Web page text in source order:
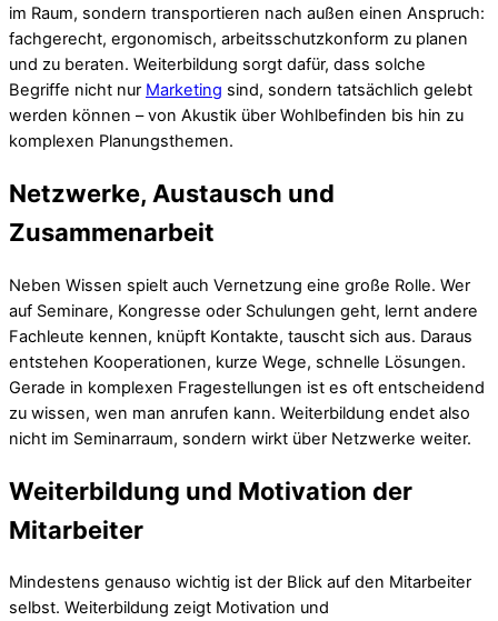
im Raum, sondern transportieren nach außen einen Anspruch:
fachgerecht, ergonomisch, arbeitsschutzkonform zu planen
und zu beraten. Weiterbildung sorgt dafür, dass solche
Begriffe nicht nur Marketing sind, sondern tatsächlich gelebt
werden können – von Akustik über Wohlbefinden bis hin zu
komplexen Planungsthemen.
Netzwerke, Austausch und
Zusammenarbeit
Neben Wissen spielt auch Vernetzung eine große Rolle. Wer
auf Seminare, Kongresse oder Schulungen geht, lernt andere
Fachleute kennen, knüpft Kontakte, tauscht sich aus. Daraus
entstehen Kooperationen, kurze Wege, schnelle Lösungen.
Gerade in komplexen Fragestellungen ist es oft entscheidend
zu wissen, wen man anrufen kann. Weiterbildung endet also
nicht im Seminarraum, sondern wirkt über Netzwerke weiter.
Weiterbildung und Motivation der
Mitarbeiter
Mindestens genauso wichtig ist der Blick auf den Mitarbeiter
selbst. Weiterbildung zeigt Motivation und